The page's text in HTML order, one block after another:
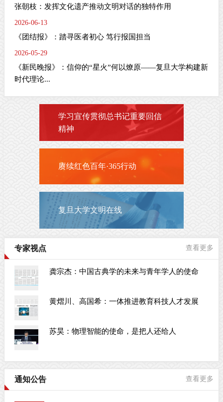
张朝枝：发挥文化遗产推动文明对话的独特作用
2026-06-13
《团结报》：踏寻医者初心 笃行报国担当
2026-05-29
《新民晚报》：信仰的“星火”何以燎原——复旦大学构建新
时代理论...
学习宣传贯彻总书记重要回信
精神
赓续红色百年·365行动
复旦大学文明在线
专家视点 查看更多
龚宗杰：中国古典学的未来与青年学人的使命
黄熠川、高国希：一体推进教育科技人才发展
苏昊：物理智能的使命，是把人还给人
通知公告 查看更多